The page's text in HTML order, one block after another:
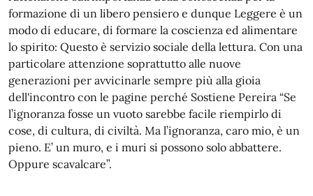
formazione di un libero pensiero e dunque Leggere è un
modo di educare, di formare la coscienza ed alimentare
lo spirito: Questo è servizio sociale della lettura. Con una
particolare attenzione soprattutto alle nuove
generazioni per avvicinarle sempre più alla gioia
dell'incontro con le pagine perché Sostiene Pereira “Se
l’ignoranza fosse un vuoto sarebbe facile riempirlo di
cose, di cultura, di civiltà. Ma l’ignoranza, caro mio, è un
pieno. E’ un muro, e i muri si possono solo abbattere.
Oppure scavalcare”.